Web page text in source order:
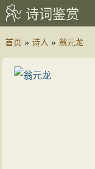
诗词鉴赏
首页 » 诗人 » 翁元龙